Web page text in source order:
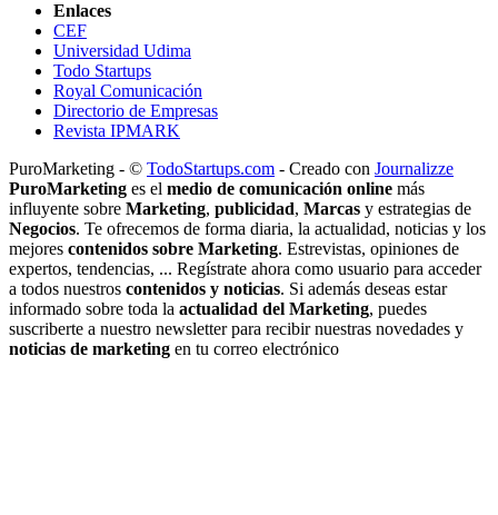
Enlaces
CEF
Universidad Udima
Todo Startups
Royal Comunicación
Directorio de Empresas
Revista IPMARK
PuroMarketing - © TodoStartups.com - Creado con Journalizze
PuroMarketing es el medio de comunicación online más
influyente sobre Marketing, publicidad, Marcas y estrategias de
Negocios. Te ofrecemos de forma diaria, la actualidad, noticias y los
mejores contenidos sobre Marketing. Estrevistas, opiniones de
expertos, tendencias, ... Regístrate ahora como usuario para acceder
a todos nuestros contenidos y noticias. Si además deseas estar
informado sobre toda la actualidad del Marketing, puedes
suscriberte a nuestro newsletter para recibir nuestras novedades y
noticias de marketing en tu correo electrónico